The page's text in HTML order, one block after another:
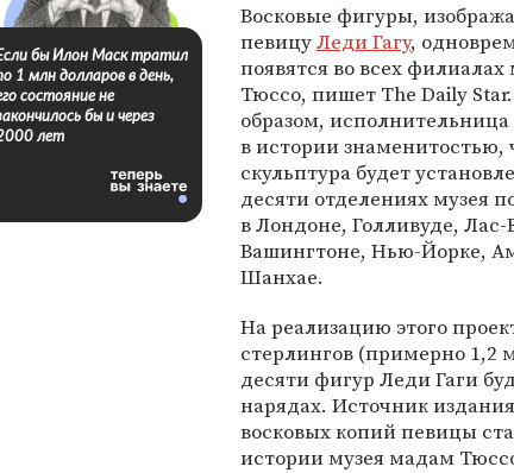
Восковые фигуры,
певицуЛеди Гагу,
появятся во всех
Тюссо, пишет The Daily
образом,
в истории знаменитостью,
скульптура будет
десяти отделениях музея
в Лондоне, Голливуде, Лас-
Вашингтоне, Нью-Йорке,
Шанхае.
На реализацию этого
стерлингов (примерно 1,2
десяти фигур Леди Гаги
нарядах. Источник
восковых копий певицы
истории музея мадам
бы Илон Маск тратил
1 млн долларов в день,
состояние не
бы и через
лет